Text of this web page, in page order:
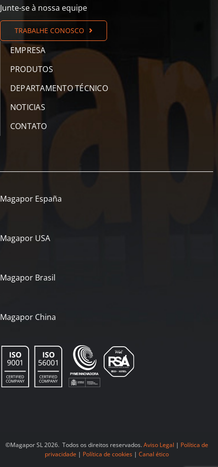
Junte-se à nossa equipe
TRABALHE CONOSCO
EMPRESA
PRODUTOS
DEPARTAMENTO TÉCNICO
NOTICIAS
CONTATO
Magapor España
Magapor USA
Magapor Brasil
Magapor China
©Magapor SL 2026. Todos os direitos reservados.Aviso Legal | Política de
privacidade | Política de cookies| Canal ético